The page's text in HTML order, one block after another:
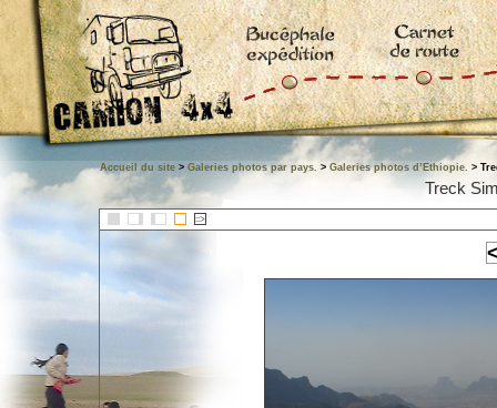
Accueil du site > Galeries photos par pays. > Galeries photos d’Ethiopie. >
Treck
::>